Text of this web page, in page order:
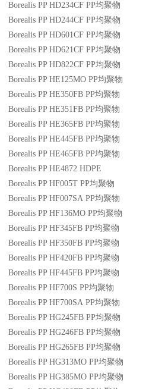
Borealis PP HD234CF PP均聚物
Borealis PP HD244CF PP均聚物
Borealis PP HD601CF PP均聚物
Borealis PP HD621CF PP均聚物
Borealis PP HD822CF PP均聚物
Borealis PP HE125MO PP均聚物
Borealis PP HE350FB PP均聚物
Borealis PP HE351FB PP均聚物
Borealis PP HE365FB PP均聚物
Borealis PP HE445FB PP均聚物
Borealis PP HE465FB PP均聚物
Borealis PP HE4872 HDPE
Borealis PP HF005T PP均聚物
Borealis PP HF007SA PP均聚物
Borealis PP HF136MO PP均聚物
Borealis PP HF345FB PP均聚物
Borealis PP HF350FB PP均聚物
Borealis PP HF420FB PP均聚物
Borealis PP HF445FB PP均聚物
Borealis PP HF700S PP均聚物
Borealis PP HF700SA PP均聚物
Borealis PP HG245FB PP均聚物
Borealis PP HG246FB PP均聚物
Borealis PP HG265FB PP均聚物
Borealis PP HG313MO PP均聚物
Borealis PP HG385MO PP均聚物